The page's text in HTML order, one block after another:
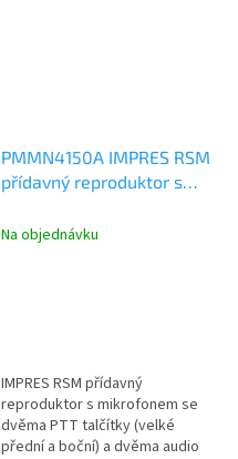
PMMN4150A IMPRES RSM
přídavný reproduktor s
kabel, Motorola R7
Na objednávku
IMPRES RSM přídavný
reproduktor s mikrofonem se
dvěma PTT talčítky (velké
přední a boční) a dvěma audio